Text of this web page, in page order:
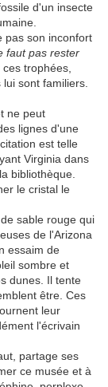
d'un insecte
pas son inconfort
faut pas rester
trophées,
sont familiers.
ne peut
lignes d'une
est telle
Virginia dans
bibliothèque.
le cristal le
sable rouge qui
de l'Arizona
essaim de
sombre et
dunes. Il tente
être. Ces
leur
l'écrivain
partage ses
ce musée et à